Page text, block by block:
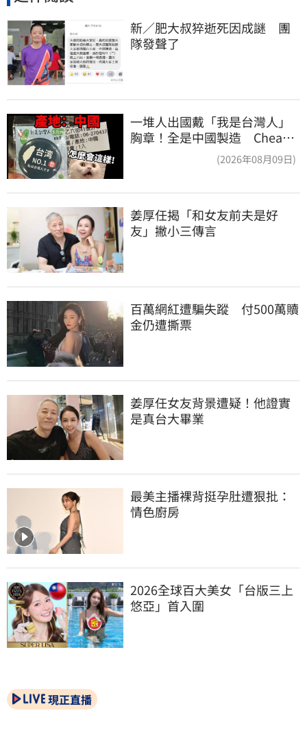
新／肥大叔猝逝死因成謎　團
隊發聲了
一堆人出國戴「我是台灣人」
胸章！全是中國製造 Cheap
(2026年08月09日)
姜厚任揭「和女友前夫是好
友」撇小三傳言
百萬網紅遭騙失蹤　付500萬贖
金仍遭撕票
姜厚任女友背景遭疑！他證實
是真台大畢業
最美主播裸背挺孕肚遭狠批：
情色廚房
2026全球百大美女「台版三上
悠亞」首入圍
現正直播